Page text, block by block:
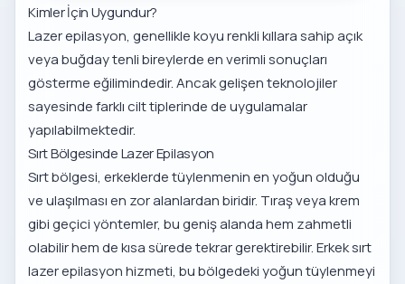
Kimler İçin Uygundur?
Lazer epilasyon, genellikle koyu renkli kıllara sahip açık
veya buğday tenli bireylerde en verimli sonuçları
gösterme eğilimindedir. Ancak gelişen teknolojiler
sayesinde farklı cilt tiplerinde de uygulamalar
yapılabilmektedir.
Sırt Bölgesinde Lazer Epilasyon
Sırt bölgesi, erkeklerde tüylenmenin en yoğun olduğu
ve ulaşılması en zor alanlardan biridir. Tıraş veya krem
gibi geçici yöntemler, bu geniş alanda hem zahmetli
olabilir hem de kısa sürede tekrar gerektirebilir.Erkek sırt
lazer epilasyon hizmeti, bu bölgedeki yoğun tüylenmeyi